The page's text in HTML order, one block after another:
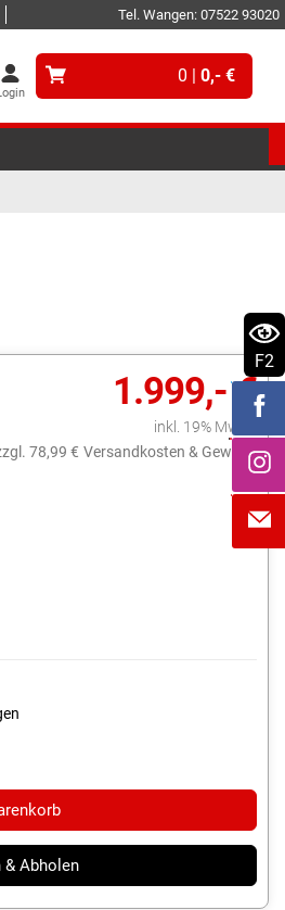
Tel. Wangen: 07522 93020
0 | 0,- €
1.999,- €
inkl. 19% MwSt.
78,99 € Versandkosten & Gewicht
& Abholen
F2